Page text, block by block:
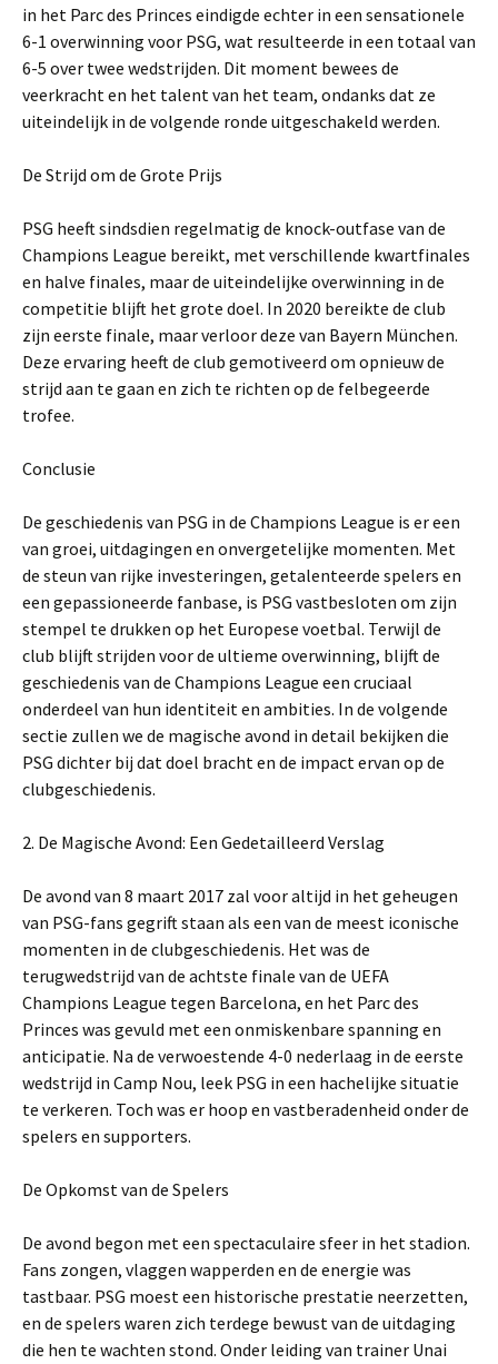
in het Parc des Princes eindigde echter in een sensationele
6-1 overwinning voor PSG, wat resulteerde in een totaal van
6-5 over twee wedstrijden. Dit moment bewees de
veerkracht en het talent van het team, ondanks dat ze
uiteindelijk in de volgende ronde uitgeschakeld werden.
De Strijd om de Grote Prijs
PSG heeft sindsdien regelmatig de knock-outfase van de
Champions League bereikt, met verschillende kwartfinales
en halve finales, maar de uiteindelijke overwinning in de
competitie blijft het grote doel. In 2020 bereikte de club
zijn eerste finale, maar verloor deze van Bayern München.
Deze ervaring heeft de club gemotiveerd om opnieuw de
strijd aan te gaan en zich te richten op de felbegeerde
trofee.
Conclusie
De geschiedenis van PSG in de Champions League is er een
van groei, uitdagingen en onvergetelijke momenten. Met
de steun van rijke investeringen, getalenteerde spelers en
een gepassioneerde fanbase, is PSG vastbesloten om zijn
stempel te drukken op het Europese voetbal. Terwijl de
club blijft strijden voor de ultieme overwinning, blijft de
geschiedenis van de Champions League een cruciaal
onderdeel van hun identiteit en ambities. In de volgende
sectie zullen we de magische avond in detail bekijken die
PSG dichter bij dat doel bracht en de impact ervan op de
clubgeschiedenis.
2. De Magische Avond: Een Gedetailleerd Verslag
De avond van 8 maart 2017 zal voor altijd in het geheugen
van PSG-fans gegrift staan als een van de meest iconische
momenten in de clubgeschiedenis. Het was de
terugwedstrijd van de achtste finale van de UEFA
Champions League tegen Barcelona, en het Parc des
Princes was gevuld met een onmiskenbare spanning en
anticipatie. Na de verwoestende 4-0 nederlaag in de eerste
wedstrijd in Camp Nou, leek PSG in een hachelijke situatie
te verkeren. Toch was er hoop en vastberadenheid onder de
spelers en supporters.
De Opkomst van de Spelers
De avond begon met een spectaculaire sfeer in het stadion.
Fans zongen, vlaggen wapperden en de energie was
tastbaar. PSG moest een historische prestatie neerzetten,
en de spelers waren zich terdege bewust van de uitdaging
die hen te wachten stond. Onder leiding van trainer Unai